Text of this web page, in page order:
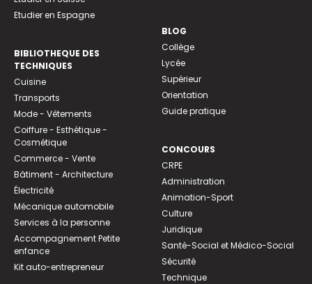
Etudier en Espagne
BIBLIOTHEQUE DES
TECHNIQUES
Cuisine
Transports
Mode - Vêtements
Coiffure - Esthétique -
Cosmétique
Commerce - Vente
Bâtiment - Architecture
Électricité
Mécanique automobile
Services à la personne
Accompagnement Petite
enfance
Kit auto-entrepreneur
BLOG
Collège
Lycée
Supérieur
Orientation
Guide pratique
CONCOURS
CRPE
Administration
Animation-Sport
Culture
Juridique
Santé-Social et Médico-Social
Sécurité
Technique